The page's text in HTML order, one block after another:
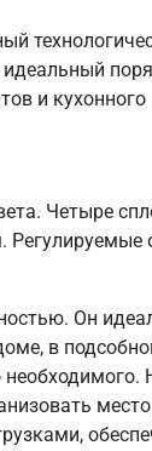
и кухонного
Четыре
Регулируемые
Он
в